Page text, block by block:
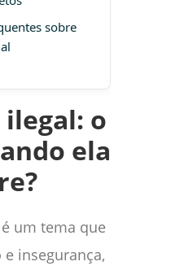
sobre
o
ela
é um tema que
insegurança,